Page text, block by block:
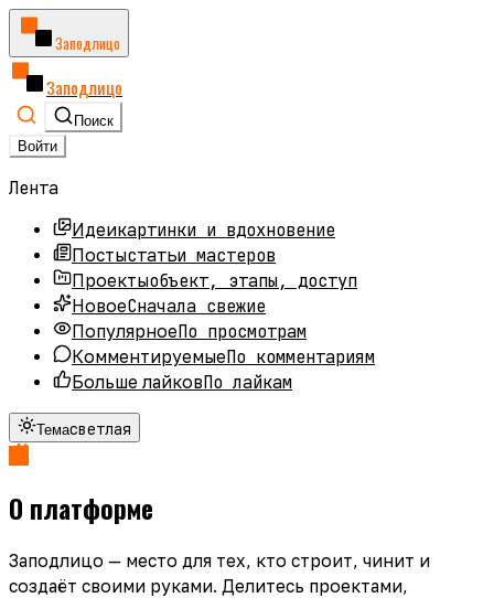
Заподлицо
Заподлицо
Поиск
Войти
Лента
Идеикартинки и вдохновение
Постыстатьи мастеров
Проектыобъект, этапы, доступ
НовоеСначала свежие
ПопулярноеПо просмотрам
КомментируемыеПо комментариям
Больше лайковПо лайкам
Темасветлая
О платформе
Заподлицо — место для тех, кто строит, чинит и
создаёт своими руками. Делитесь проектами,